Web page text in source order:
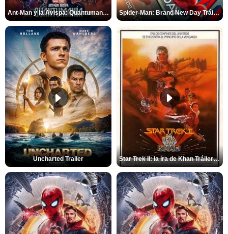
Ant-Man y la Avispa: Quantumanía Tráiler (2) Spider-Man: Brand New Day Tráiler (3)
Uncharted Trailer Star Trek II: la ira de Khan Tráiler VO